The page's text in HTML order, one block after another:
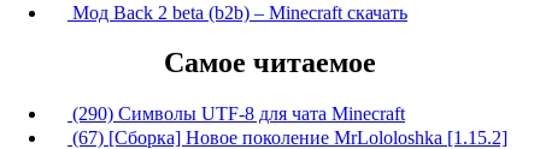
Мод Back 2 beta (b2b) – Minecraft скачать
Самое читаемое
(290) Символы UTF-8 для чата Minecraft
(67) [Сборка] Новое поколение MrLololoshka [1.15.2]